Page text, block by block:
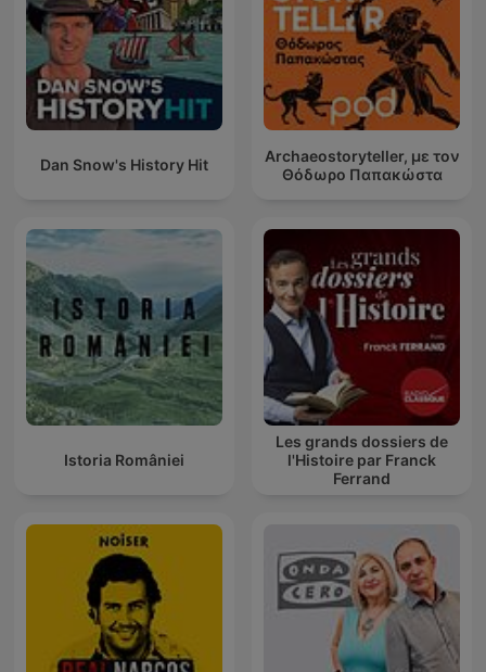
Dan Snow's History Hit
Archaeostoryteller, με τον
Θόδωρο Παπακώστα
Istoria României
Les grands dossiers de
l'Histoire par Franck
Ferrand